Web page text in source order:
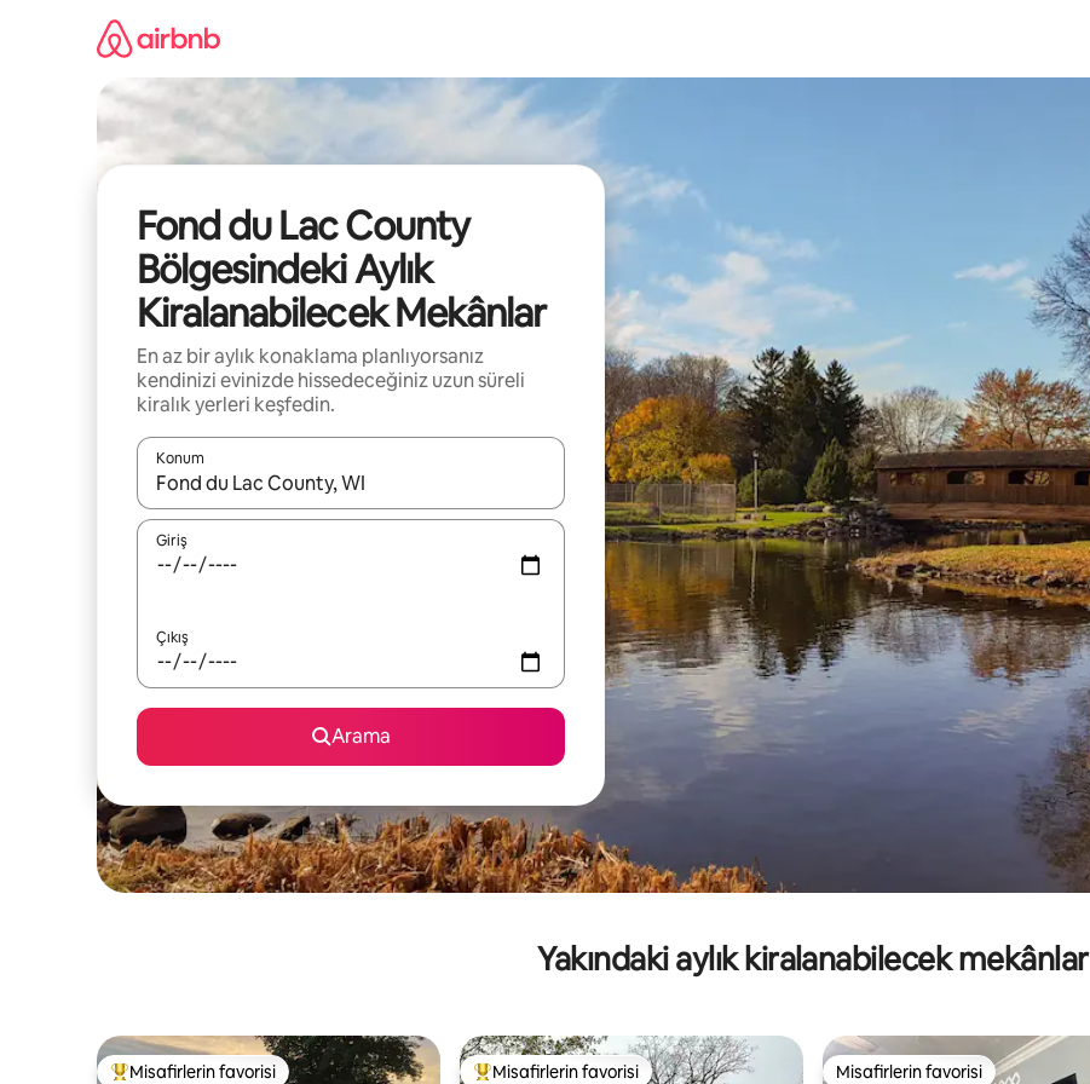
Fond du Lac County
Bölgesindeki Aylık
Kiralanabilecek Mekânlar
En az bir aylık konaklama planlıyorsanız
kendinizi evinizde hissedeceğiniz uzun süreli
kiralık yerleri keşfedin.
Konum
Sonuçlar kullanılabilir olduğunda yukarı ve aşağı oklarıyla gezinin veya dokunarak ya da kaydırma hareketleriyle keşfedin.
Giriş
Çıkış
Arama
Yakındaki aylık kiralanabilecek mekânlar
Misafirlerin favorisi Misafirlerin favorisi Misafirlerin favorisi